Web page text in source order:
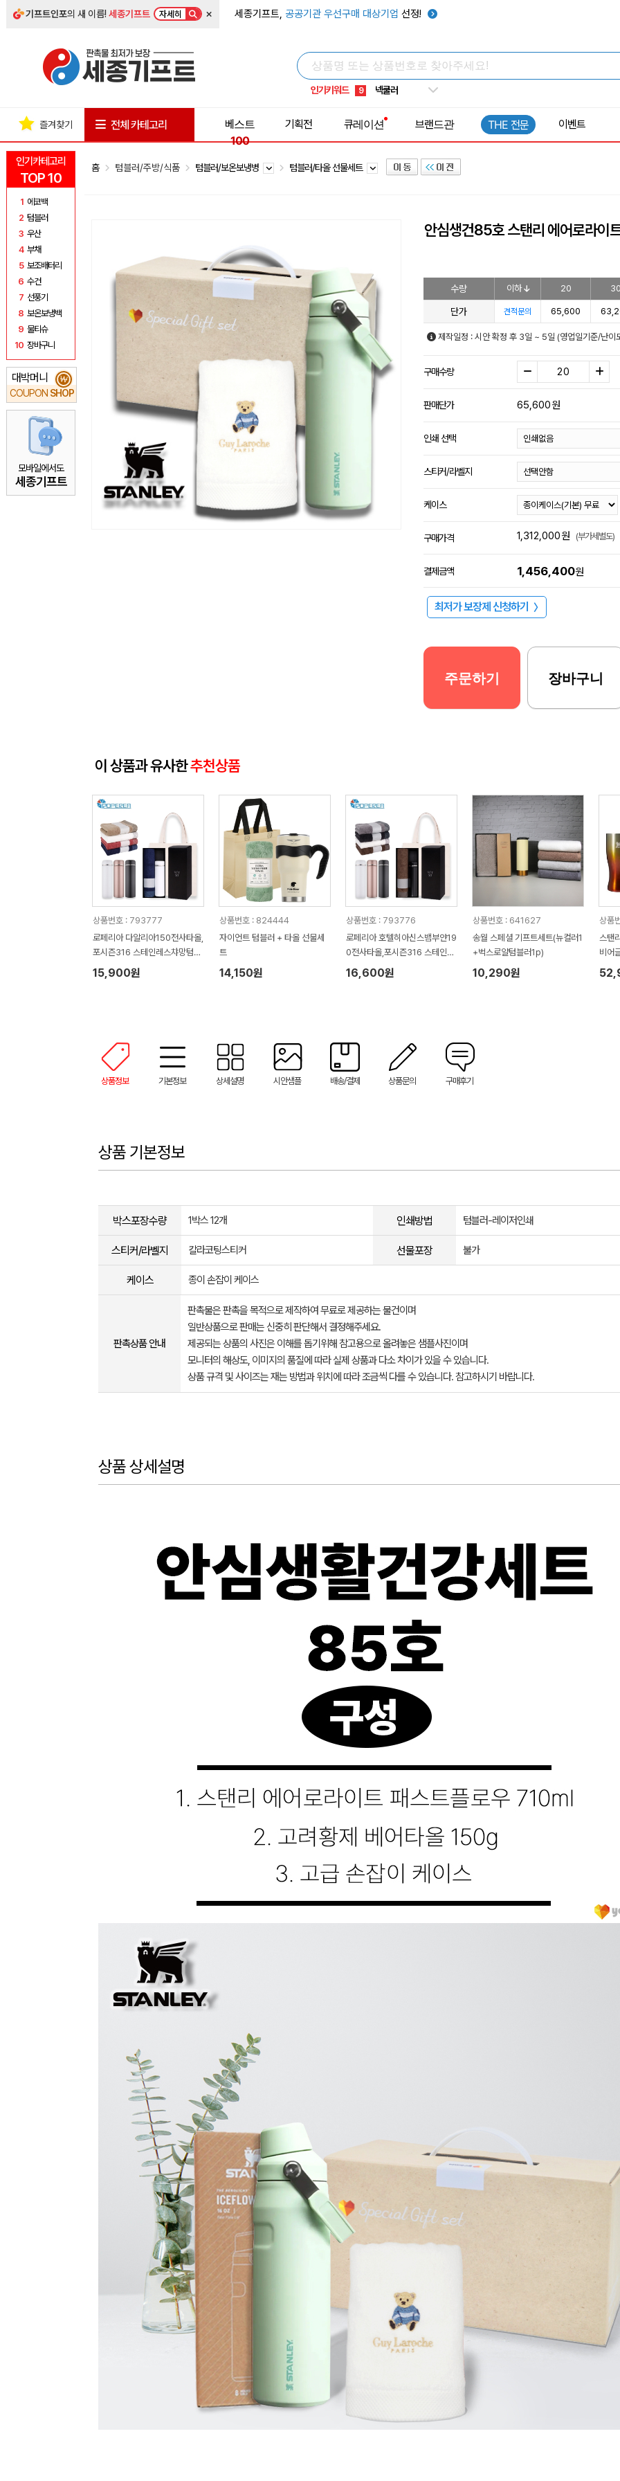
기프트인포의 새 이름!세종기프트 자세히 × 세종기프트, 공공기관 우선구매 대상기업 선정!
인기키워드
5 키캡
8 쿨토시
9 넥쿨러
1 선풍기
인기카테고리
TOP 10
1 에코백
2 텀블러
3 우산
4 부채
5 보조배터리
6 수건
7 선풍기
8 보온보냉백
9 물티슈
10 장바구니
대박머니
COUPON SHOP
₩
모바일에서도
세종기프트
즐겨찾기 전체 카테고리
베스트
100
기획전 큐레이션 브랜드관 THE 전문 이벤트
홈 텀블러/주방/식품 텀블러/보온보냉병 텀블러/타올 선물세트
안심생건85호 스탠리 에어로라이
수량 이하 20
단가 견적문의 65,600
제작일정 : 시안 확정 후 3일 ~ 5일 (영업일기준/난이
구매수량
판매단가 65,600원
인쇄 선택
스티커/라벨지
케이스
구매가격 1,312,000원 (부가세별도)
결제금액 1,456,400원
최저가 보장제 신청하기 〉
주문하기 장바구니
이 상품과 유사한추천상품
상품번호 : 793777
로페리아 다알리아150전사타올,
포시즌316 스테인레스챠망텀블
러500ml세트
15,900원
상품번호 : 824444
자이언트 텀블러 + 타올 선물세
트
14,150원
상품번호 : 793776
로페리아 호텔히아신스뱀부얀19
0전사타올,포시즌316 스테인레
스챠망텀블러세트
16,600원
상품번호 : 641627
송월 스페셜 기프트세트(뉴컬러1
+벅스로얄텀블러1p)
10,290원
상품
스탠
비어
수건
상품정보 기본정보 상세설명 시안샘플 배송/결제 상품문의 구매후기
상품 기본정보
박스포장수량 1박스 12개 인쇄방법 텀블러-레이저인쇄
스티커/라벨지 칼라코팅스티커 선물포장 불가
케이스 종이 손잡이 케이스
판촉상품 안내
판촉물은 판촉을 목적으로 제작하여 무료로 제공하는 물건이며
일반상품으로 판매는 신중히 판단해서 결정해주세요.
제공되는 상품의 사진은 이해를 돕기위해 참고용으로 올려놓은 샘플사진이며
모니터의 해상도, 이미지의 품질에 따라 실제 상품과 다소 차이가 있을 수 있습니다.
상품 규격 및 사이즈는 재는 방법과 위치에 따라 조금씩 다를 수 있습니다. 참고하시기 바랍니다.
상품 상세설명